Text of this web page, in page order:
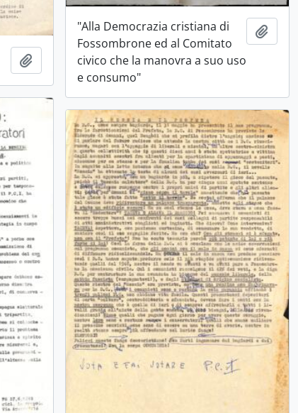
"Alla Democrazia cristiana di
Fossombrone ed al Comitato
civico che la manovra a suo uso
e consumo"
Aggiungi all'area di lavoro